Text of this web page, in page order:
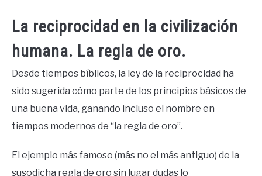
La reciprocidad en la civilización
humana. La regla de oro.
Desde tiempos bíblicos, la ley de la reciprocidad ha
sido sugerida cómo parte de los principios básicos de
una buena vida, ganando incluso el nombre en
tiempos modernos de “la regla de oro”.
El ejemplo más famoso (más no el más antiguo) de la
susodicha regla de oro sin lugar dudas lo